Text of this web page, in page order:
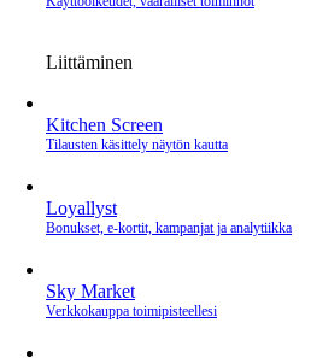
Liittäminen
Kitchen Screen
Tilausten käsittely näytön kautta
Loyallyst
Bonukset, e‑kortit, kampanjat ja analytiikka
Sky Market
Verkkokauppa toimipisteellesi